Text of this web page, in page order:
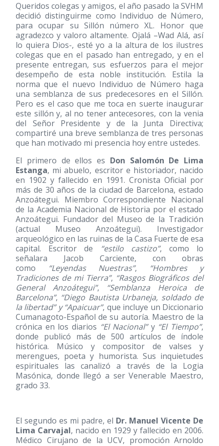
Queridos colegas y amigos, el año pasado la SVHM
decidió distinguirme como Individuo de Número,
para ocupar su Sillón número XL. Honor que
agradezco y valoro altamente. Ojalá –Wad Alá, así
lo quiera Dios-, esté yo a la altura de los ilustres
colegas que en el pasado han entregado, y en el
presente entregan, sus esfuerzos para el mejor
desempeño de esta noble institución. Estila la
norma que el nuevo Individuo de Número haga
una semblanza de sus predecesores en el Sillón.
Pero es el caso que me toca en suerte inaugurar
este sillón y, al no tener antecesores, con la venia
del Señor Presidente y de la Junta Directiva;
compartiré una breve semblanza de tres personas
que han motivado mi presencia hoy entre ustedes.
El primero de ellos es Don Salomón De Lima
Estanga, mi abuelo, escritor e historiador, nacido
en 1902 y fallecido en 1991. Cronista Oficial por
más de 30 años de la ciudad de Barcelona, estado
Anzoátegui. Miembro Correspondiente Nacional
de la Academia Nacional de Historia por el estado
Anzoátegui. Fundador del Museo de la Tradición
(actual Museo Anzoátegui). Investigador
arqueológico en las ruinas de la Casa Fuerte de esa
capital. Escritor de
“estilo castizo”, como lo
señalara Jacob Carciente, con obras
como
“Leyendas Nuestras”,
“Hombres y
Tradiciones de mi Tierra”, “Rasgos Biográficos del
General Anzoátegui”, “Semblanza Heroica de
Barcelona”, “Diego Bautista Urbaneja, soldado de
la libertad” y “Apaicuar”, que incluye un Diccionario
Cumanagoto-Español de su autoría. Maestro de la
crónica en los diarios “El Nacional”y “El Tiempo”,
donde publicó más de 500 artículos de índole
histórica. Músico y compositor de valses y
merengues, poeta y humorista. Sus inquietudes
espirituales las canalizó a través de la Logia
Masónica, donde llegó a ser Venerable Maestro,
grado 33.
El segundo es mi padre, el Dr. Manuel Vicente De
Lima Carvajal, nacido en 1929 y fallecido en 2006.
Médico Cirujano de la UCV, promoción Arnoldo